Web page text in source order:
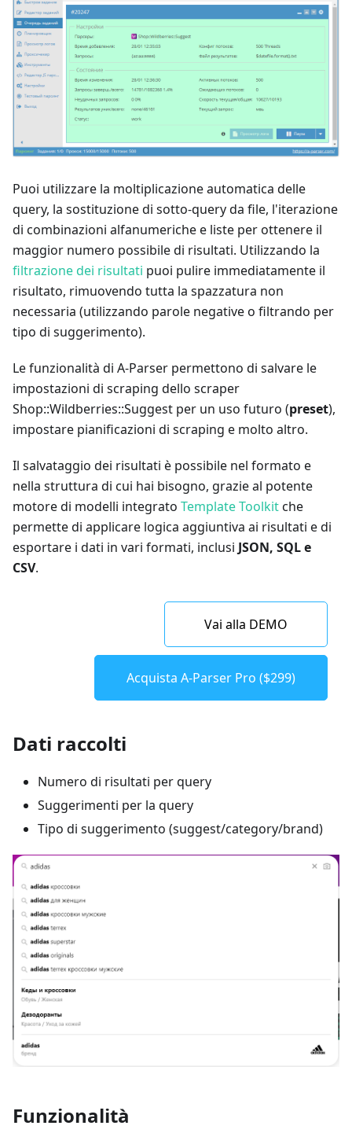
Puoi utilizzare la moltiplicazione automatica delle
query, la sostituzione di sotto-query da file, l'iterazione
di combinazioni alfanumeriche e liste per ottenere il
maggior numero possibile di risultati. Utilizzando la
filtrazione dei risultati puoi pulire immediatamente il
risultato, rimuovendo tutta la spazzatura non
necessaria (utilizzando parole negative o filtrando per
tipo di suggerimento).
Le funzionalità di A-Parser permettono di salvare le
impostazioni di scraping dello scraper
Shop::Wildberries::Suggest per un uso futuro (preset),
impostare pianificazioni di scraping e molto altro.
Il salvataggio dei risultati è possibile nel formato e
nella struttura di cui hai bisogno, grazie al potente
motore di modelli integrato Template Toolkitche
permette di applicare logica aggiuntiva ai risultati e di
esportare i dati in vari formati, inclusi JSON, SQL e
CSV.
Vai alla DEMO
Acquista A-Parser Pro ($299)
Dati raccolti
Numero di risultati per query
Suggerimenti per la query
Tipo di suggerimento (suggest/category/brand)
Funzionalità